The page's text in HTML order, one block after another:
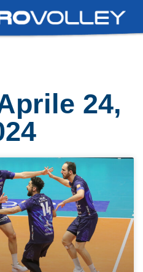
24,